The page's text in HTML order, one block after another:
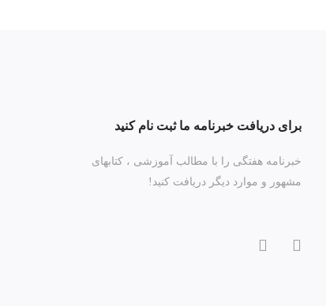
برای دریافت خبرنامه ما ثبت نام کنید
خبرنامه هفتگی را با مطالب آموزشی ، کتابهای
مشهور و موارد دیگر دریافت کنید!